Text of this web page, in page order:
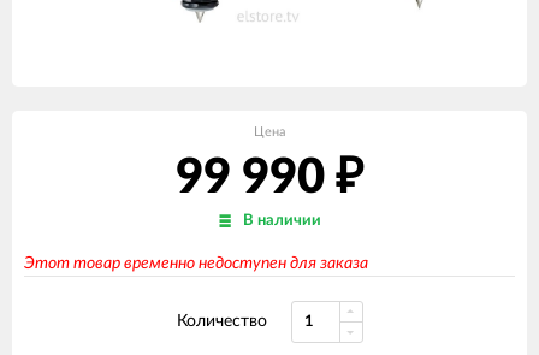
Цена
99 990 ₽
В наличии
Этот товар временно недоступен для заказа
Количество